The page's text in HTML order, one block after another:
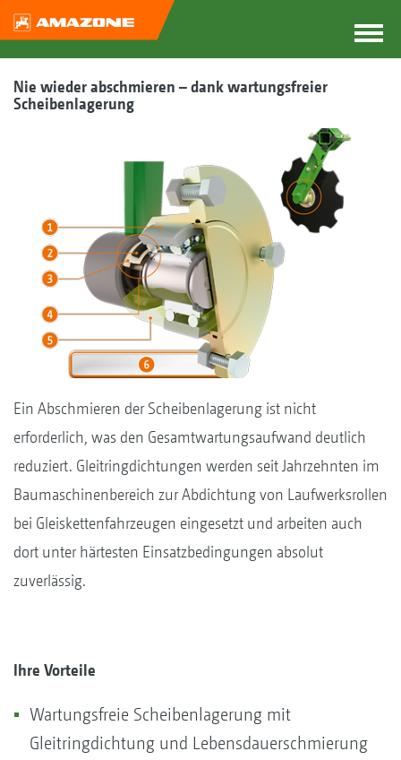
Nie wieder abschmieren – dank wartungsfreier
Scheibenlagerung
Ein Abschmieren der Scheibenlagerung ist nicht
erforderlich, was den Gesamtwartungsaufwand deutlich
reduziert. Gleitringdichtungen werden seit Jahrzehnten im
Baumaschinenbereich zur Abdichtung von Laufwerksrollen
bei Gleiskettenfahrzeugen eingesetzt und arbeiten auch
dort unter härtesten Einsatzbedingungen absolut
zuverlässig.
Ihre Vorteile
Wartungsfreie Scheibenlagerung mit
Gleitringdichtung und Lebensdauerschmierung